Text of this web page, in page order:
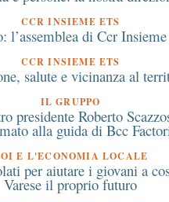
CCR INSIEME ETS
l’assemblea di Ccr
CCR INSIEME ETS
salute e vicinanza al
IL GRUPPO
presidente Roberto
alla guida di Bcc
E L'ECONOMIA LOCALE
per aiutare i giovani a
Varese il proprio futuro